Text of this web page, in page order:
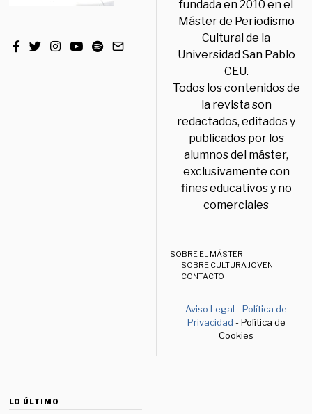
fundada en 2010 en el
Máster de Periodismo
Cultural de la
Universidad San Pablo
CEU.
Todos los contenidos de
la revista son
redactados, editados y
publicados por los
alumnos del máster,
exclusivamente con
fines educativos y no
comerciales
SOBRE EL MÁSTER
SOBRE CULTURA JOVEN
CONTACTO
Aviso Legal -Política de
Privacidad - Política de
Cookies
LO ÚLTIMO